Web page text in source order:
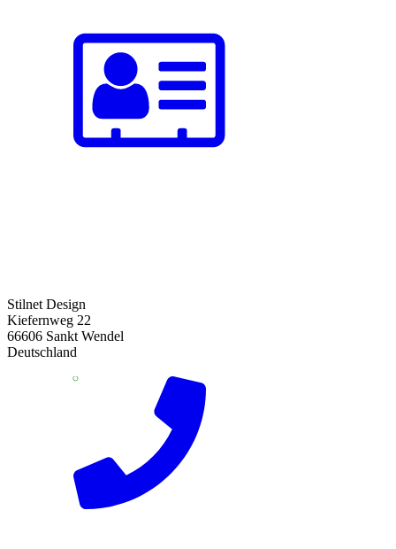
Stilnet Design
Kiefernweg 22
66606 Sankt Wendel
Deutschland